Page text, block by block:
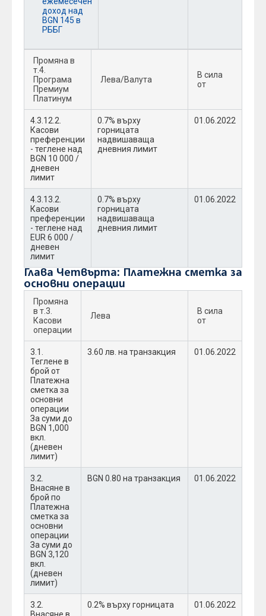
доход над
BGN 145 в
РББГ
Промяна в
т.4.
Програма
Премиум
Платинум
Лева/Валута
В сила
от
4.3.12.2.
Касови
преференции
- теглене над
BGN 10 000 /
дневен
лимит
0.7% върху
горницата
надвишаваща
дневния лимит
01.06.2022
4.3.13.2.
Касови
преференции
- теглене над
EUR 6 000 /
дневен
лимит
0.7% върху
горницата
надвишаваща
дневния лимит
01.06.2022
Глава Четвърта: Платежна сметка за
основни операции
Промяна
в т.3.
Касови
операции
Лева
В сила
от
3.1.
Теглене в
брой от
Платежна
сметка за
основни
операции
За суми до
BGN 1,000
вкл.
(дневен
лимит)
3.60 лв. на транзакция 01.06.2022
3.2.
Внасяне в
брой по
Платежна
сметка за
основни
операции
За суми до
BGN 3,120
вкл.
(дневен
лимит)
BGN 0.80 на транзакция 01.06.2022
3.2.
0.2% върху горницата 01.06.2022